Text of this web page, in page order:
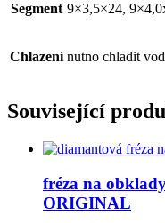
Segment 9×3,5×24,
Chlazení nutno chladit
Související
fréza na
ORIGINAL